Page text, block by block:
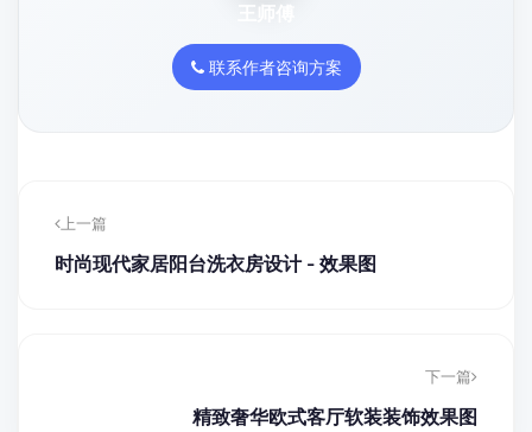
王师傅
联系作者咨询方案
上一篇
时尚现代家居阳台洗衣房设计 - 效果图
下一篇
精致奢华欧式客厅软装装饰效果图